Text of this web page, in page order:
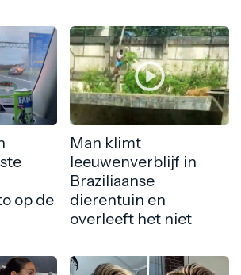
op de
Man klimt
leeuwenverblijf in
Braziliaanse
dierentuin en
overleeft het niet